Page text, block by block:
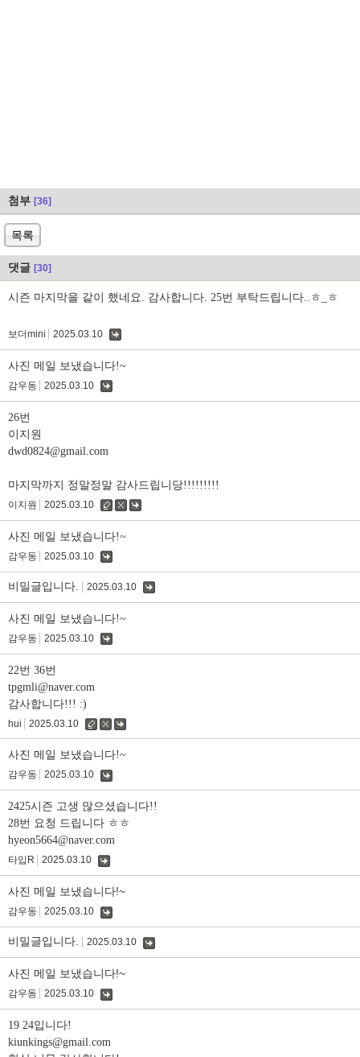
첨부 [36]
목록
댓글 [30]
시즌 마지막을 같이 했네요. 감사합니다. 25번 부탁드립니다..ㅎ_ㅎ
보더mini 2025.03.10
사진 메일 보냈습니다!~
감우동 2025.03.10
26번
이지원
dwd0824@gmail.com
마지막까지 정말정말 감사드립니당!!!!!!!!!
이지원 2025.03.10
수
삭
사진 메일 보냈습니다!~
감우동 2025.03.10
비밀글입니다. 2025.03.10
사진 메일 보냈습니다!~
감우동 2025.03.10
22번 36번
tpgmli@naver.com
감사합니다!!! :)
hui 2025.03.10
수
삭
제
사진 메일 보냈습니다!~
감우동 2025.03.10
2425시즌 고생 많으셨습니다!!
28번 요청 드립니다 ㅎㅎ
hyeon5664@naver.com
타입R 2025.03.10
글
사진 메일 보냈습니다!~
감우동 2025.03.10
글
비밀글입니다. 2025.03.10
사진 메일 보냈습니다!~
감우동 2025.03.10
19 24입니다!
kiunkings@gmail.com